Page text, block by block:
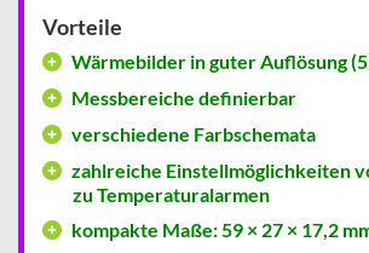
Vorteile
Wärmebilder in guter Auflösung
Messbereiche definierbar
verschiedene Farbschemata
zahlreiche Einstellmöglichkeiten
zu Temperaturalarmen
kompakte Maße: 59 × 27 × 17,2